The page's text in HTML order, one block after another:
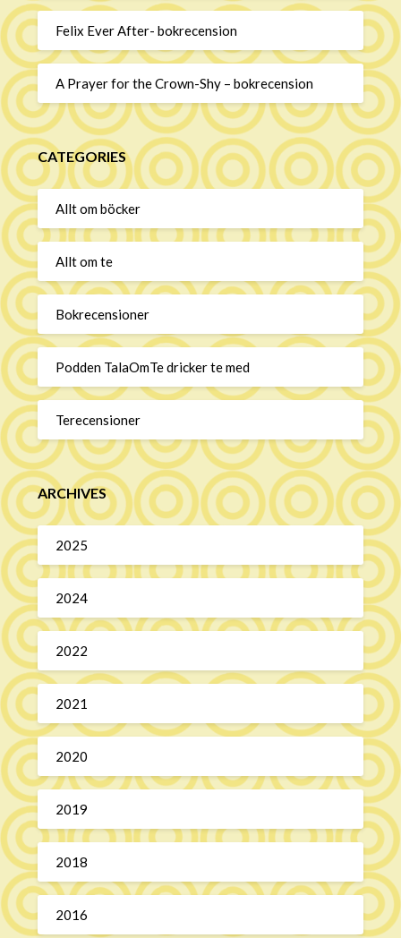
Felix Ever After- bokrecension
A Prayer for the Crown-Shy – bokrecension
CATEGORIES
Allt om böcker
Allt om te
Bokrecensioner
Podden TalaOmTe dricker te med
Terecensioner
ARCHIVES
2025
2024
2022
2021
2020
2019
2018
2016